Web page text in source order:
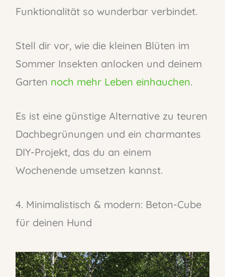
Funktionalität so wunderbar verbindet.
Stell dir vor, wie die kleinen Blüten im
Sommer Insekten anlocken und deinem
Garten noch mehr Leben einhauchen.
Es ist eine günstige Alternative zu teuren
Dachbegrünungen und ein charmantes
DIY-Projekt, das du an einem
Wochenende umsetzen kannst.
4. Minimalistisch & modern: Beton-Cube
für deinen Hund